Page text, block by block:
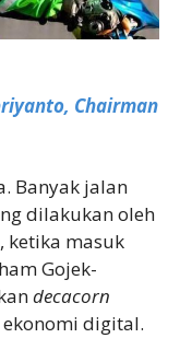
Chairman
Banyak jalan
dilakukan oleh
ketika masuk
Gojek-
decacorn
digital.